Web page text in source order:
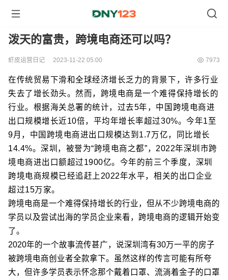
泼天的富贵，跨境电商还可以吗？
虾皮运营日记 2023-11-22 05:00 7973
在传统贸易下滑和全球经济增长乏力的背景下，许多行业
失去了增长劲头。然而，跨境电商是一个难得保持增长的
行业。根据海关总署的统计，过去5年，中国跨境电商进
出口规模增长近10倍，平均年增长率超过30%。今年1至
9月，中国跨境电商进出口规模达到1.7万亿，同比增长
14.4%。深圳，被誉为“跨境电商之都”，2022年深圳市跨
境电商进出口额超过1900亿。今年的前三个季度，深圳
跨境电商规模已经追赶上2022年水平，相关的出口企业
超过15万家。
跨境电商是一个难得保持增长的行业，但从不少跨境电商的
学员以及尝试出海的学员企业来看，跨境电商的逻辑开始变
了。
2020年的一个故事流传甚广，说深圳湾有30万一平的房子
被跨境电商创业者全款拿下。虽然这样的传言可能有所夸
大，但许多学员表示怀念那个戴着口罩、流淌着金子的口罩